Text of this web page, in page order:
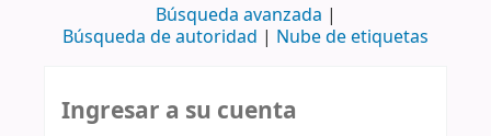
Búsqueda avanzada
Búsqueda de autoridad
Nube de etiquetas
Ingresar a su cuenta